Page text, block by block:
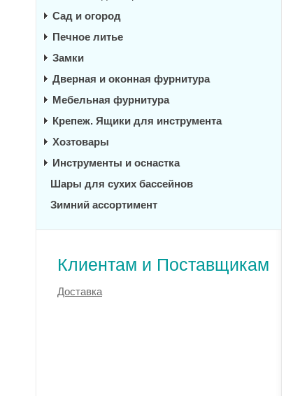
Сад и огород
Печное литье
Замки
Дверная и оконная фурнитура
Мебельная фурнитура
Крепеж. Ящики для инструмента
Хозтовары
Инструменты и оснастка
Шары для сухих бассейнов
Зимний ассортимент
Клиентам и Поставщикам
Доставка